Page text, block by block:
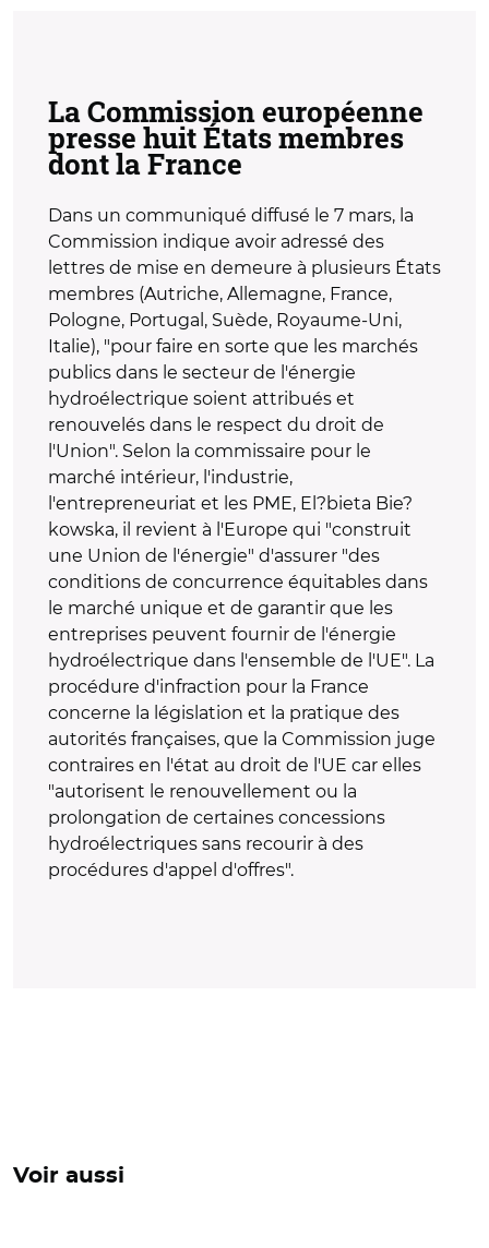
La Commission européenne
presse huit États membres
dont la France
Dans un communiqué diffusé le 7 mars, la
Commission indique avoir adressé des
lettres de mise en demeure à plusieurs États
membres (Autriche, Allemagne, France,
Pologne, Portugal, Suède, Royaume-Uni,
Italie), "pour faire en sorte que les marchés
publics dans le secteur de l'énergie
hydroélectrique soient attribués et
renouvelés dans le respect du droit de
l'Union". Selon la commissaire pour le
marché intérieur, l'industrie,
l'entrepreneuriat et les PME, El?bieta Bie?
kowska, il revient à l'Europe qui "construit
une Union de l'énergie" d'assurer "des
conditions de concurrence équitables dans
le marché unique et de garantir que les
entreprises peuvent fournir de l'énergie
hydroélectrique dans l'ensemble de l'UE". La
procédure d'infraction pour la France
concerne la législation et la pratique des
autorités françaises, que la Commission juge
contraires en l'état au droit de l'UE car elles
"autorisent le renouvellement ou la
prolongation de certaines concessions
hydroélectriques sans recourir à des
procédures d'appel d'offres".
Voir aussi